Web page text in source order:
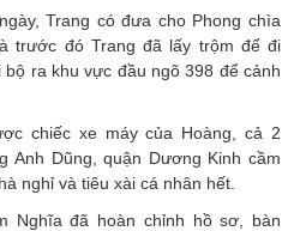
Trang có đưa cho Phong chìa
trước đó Trang đã lấy trộm để đi
ra khu vực đầu ngõ 398 để cảnh
chiếc xe máy của Hoàng, cả 2
Anh Dũng, quận Dương Kinh cầm
nghỉ và tiêu xài cá nhân hết.
Nghĩa đã hoàn chỉnh hồ sơ, bàn